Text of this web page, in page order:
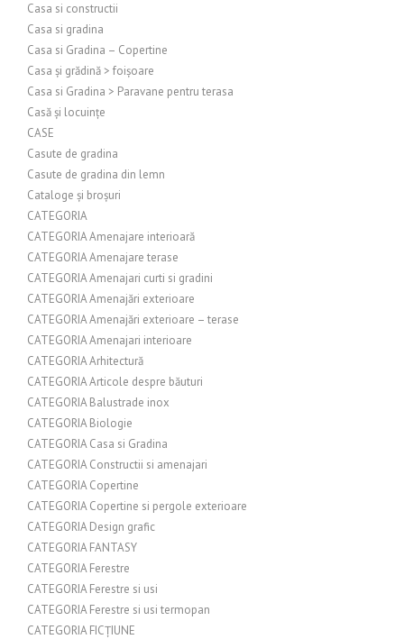
Casa si constructii
Casa si gradina
Casa si Gradina – Copertine
Casa și grădină > foișoare
Casa si Gradina > Paravane pentru terasa
Casă și locuințe
CASE
Casute de gradina
Casute de gradina din lemn
Cataloge și broșuri
CATEGORIA
CATEGORIA Amenajare interioară
CATEGORIA Amenajare terase
CATEGORIA Amenajari curti si gradini
CATEGORIA Amenajări exterioare
CATEGORIA Amenajări exterioare – terase
CATEGORIA Amenajari interioare
CATEGORIA Arhitectură
CATEGORIA Articole despre băuturi
CATEGORIA Balustrade inox
CATEGORIA Biologie
CATEGORIA Casa si Gradina
CATEGORIA Constructii si amenajari
CATEGORIA Copertine
CATEGORIA Copertine si pergole exterioare
CATEGORIA Design grafic
CATEGORIA FANTASY
CATEGORIA Ferestre
CATEGORIA Ferestre si usi
CATEGORIA Ferestre si usi termopan
CATEGORIA FICȚIUNE